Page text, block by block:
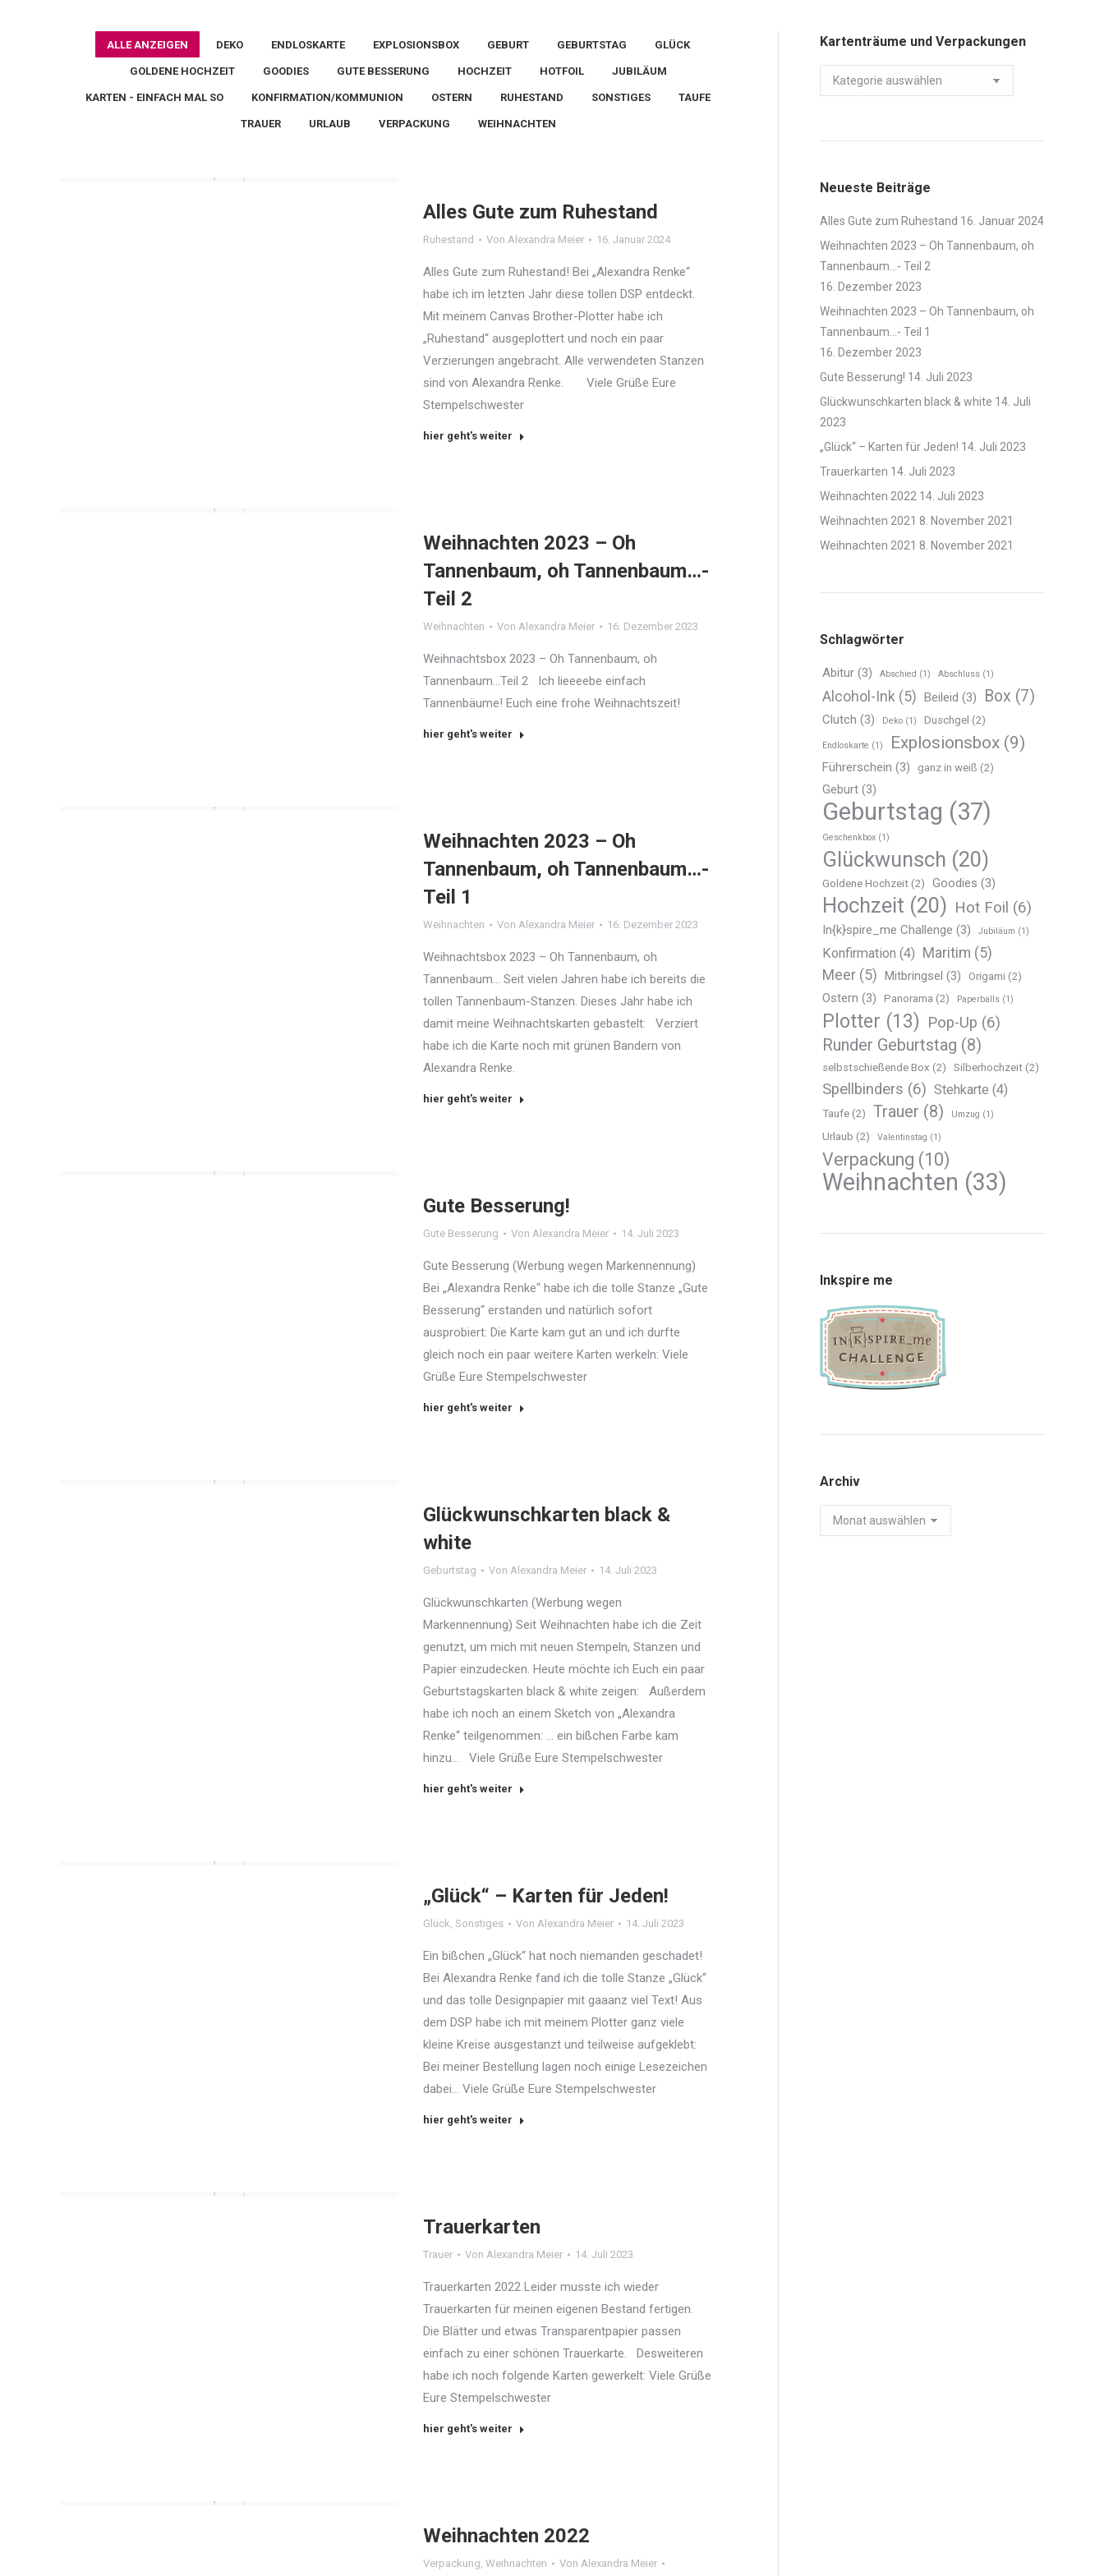
ALLE ANZEIGEN DEKO ENDLOSKARTE EXPLOSIONSBOX GEBURT GEBURTSTAG GLÜCK
GOLDENE HOCHZEIT GOODIES GUTE BESSERUNG HOCHZEIT HOTFOIL JUBILÄUM
KARTEN - EINFACH MAL SO KONFIRMATION/KOMMUNION OSTERN RUHESTAND SONSTIGES TAUFE
TRAUER URLAUB VERPACKUNG WEIHNACHTEN
Alles Gute zum Ruhestand
Ruhestand Von Alexandra Meier 16. Januar 2024
Alles Gute zum Ruhestand! Bei „Alexandra Renke“
habe ich im letzten Jahr diese tollen DSP entdeckt.
Mit meinem Canvas Brother-Plotter habe ich
„Ruhestand“ ausgeplottert und noch ein paar
Verzierungen angebracht. Alle verwendeten Stanzen
sind von Alexandra Renke. Viele Grüße Eure
Stempelschwester
hier geht's weiter
Weihnachten 2023 – Oh
Tannenbaum, oh Tannenbaum…-
Teil 2
Weihnachten Von Alexandra Meier 16. Dezember 2023
Weihnachtsbox 2023 – Oh Tannenbaum, oh
Tannenbaum…Teil 2 Ich lieeeebe einfach
Tannenbäume! Euch eine frohe Weihnachtszeit!
hier geht's weiter
Weihnachten 2023 – Oh
Tannenbaum, oh Tannenbaum…-
Teil 1
Weihnachten Von Alexandra Meier 16. Dezember 2023
Weihnachtsbox 2023 – Oh Tannenbaum, oh
Tannenbaum… Seit vielen Jahren habe ich bereits die
tollen Tannenbaum-Stanzen. Dieses Jahr habe ich
damit meine Weihnachtskarten gebastelt: Verziert
habe ich die Karte noch mit grünen Bandern von
Alexandra Renke.
hier geht's weiter
Gute Besserung!
Gute Besserung Von Alexandra Meier 14. Juli 2023
Gute Besserung (Werbung wegen Markennennung)
Bei „Alexandra Renke“ habe ich die tolle Stanze „Gute
Besserung“ erstanden und natürlich sofort
ausprobiert: Die Karte kam gut an und ich durfte
gleich noch ein paar weitere Karten werkeln: Viele
Grüße Eure Stempelschwester
hier geht's weiter
Glückwunschkarten black &
white
Geburtstag Von Alexandra Meier 14. Juli 2023
Glückwunschkarten (Werbung wegen
Markennennung) Seit Weihnachten habe ich die Zeit
genutzt, um mich mit neuen Stempeln, Stanzen und
Papier einzudecken. Heute möchte ich Euch ein paar
Geburtstagskarten black & white zeigen: Außerdem
habe ich noch an einem Sketch von „Alexandra
Renke“ teilgenommen: … ein bißchen Farbe kam
hinzu… Viele Grüße Eure Stempelschwester
hier geht's weiter
„Glück“ – Karten für Jeden!
Glück, Sonstiges Von Alexandra Meier 14. Juli 2023
Ein bißchen „Glück“ hat noch niemanden geschadet!
Bei Alexandra Renke fand ich die tolle Stanze „Glück“
und das tolle Designpapier mit gaaanz viel Text! Aus
dem DSP habe ich mit meinem Plotter ganz viele
kleine Kreise ausgestanzt und teilweise aufgeklebt:
Bei meiner Bestellung lagen noch einige Lesezeichen
dabei… Viele Grüße Eure Stempelschwester
hier geht's weiter
Trauerkarten
Trauer Von Alexandra Meier 14. Juli 2023
Trauerkarten 2022 Leider musste ich wieder
Trauerkarten für meinen eigenen Bestand fertigen.
Die Blätter und etwas Transparentpapier passen
einfach zu einer schönen Trauerkarte. Desweiteren
habe ich noch folgende Karten gewerkelt: Viele Grüße
Eure Stempelschwester
hier geht's weiter
Weihnachten 2022
Verpackung, Weihnachten Von Alexandra Meier
Kartenträume und Verpackungen
Kartenträume
und
Neueste Beiträge
Alles Gute zum Ruhestand 16. Januar 2024
Weihnachten 2023 – Oh Tannenbaum, oh
Tannenbaum…- Teil 2
16. Dezember 2023
Weihnachten 2023 – Oh Tannenbaum, oh
Tannenbaum…- Teil 1
16. Dezember 2023
Gute Besserung! 14. Juli 2023
Glückwunschkarten black & white 14. Juli
2023
„Glück“ – Karten für Jeden! 14. Juli 2023
Trauerkarten 14. Juli 2023
Weihnachten 2022 14. Juli 2023
Weihnachten 2021 8. November 2021
Weihnachten 2021 8. November 2021
Schlagwörter
Abitur (3) Abschied (1) Abschluss (1)
Alcohol-Ink (5) Beileid (3) Box (7)
Clutch (3) Deko (1) Duschgel (2)
Endloskarte (1) Explosionsbox (9)
Führerschein (3) ganz in weiß (2)
Geburt (3)
Geburtstag (37)
Geschenkbox (1)
Glückwunsch (20)
Goldene Hochzeit (2) Goodies (3)
Hochzeit (20) Hot Foil (6)
In{k}spire_me Challenge (3) Jubiläum (1)
Konfirmation (4) Maritim (5)
Meer (5) Mitbringsel (3) Origami (2)
Ostern (3) Panorama (2) Paperballs (1)
Plotter (13) Pop-Up (6)
Runder Geburtstag (8)
selbstschießende Box (2) Silberhochzeit (2)
Spellbinders (6) Stehkarte (4)
Taufe (2) Trauer (8) Umzug (1)
Urlaub (2) Valentinstag (1)
Verpackung (10)
Weihnachten (33)
Inkspire me
Archiv
Archiv